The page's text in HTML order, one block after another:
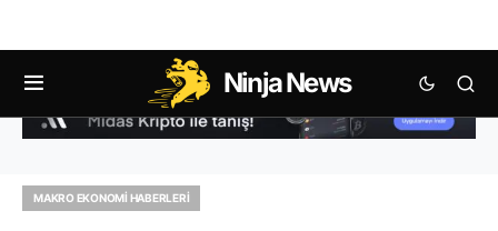
Ninja News
MAKRO EKONOMI HABERLERI